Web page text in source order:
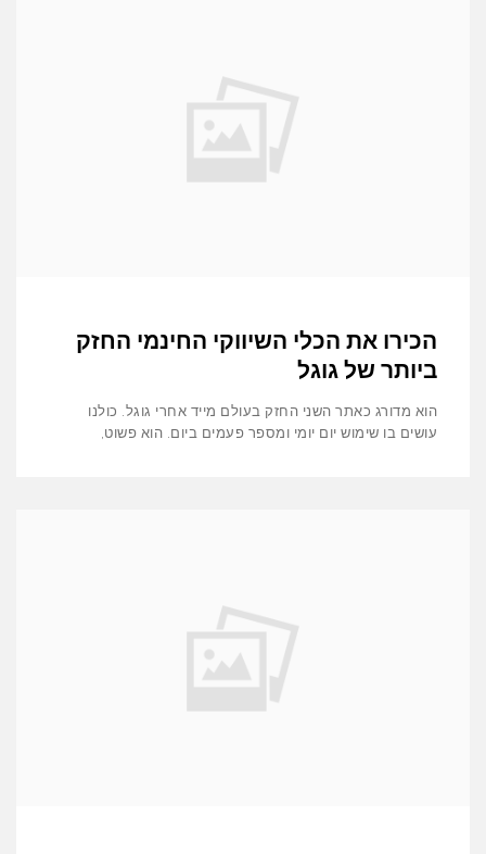
הכירו את הכלי השיווקי החינמי החזק
ביותר של גוגל
הוא מדורג כאתר השני החזק בעולם מייד אחרי גוגל. כולנו
עושים בו שימוש יום יומי ומספר פעמים ביום. הוא פשוט,